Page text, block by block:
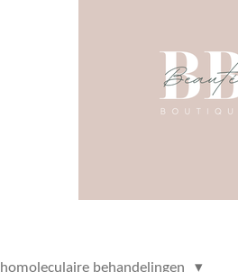
behandelingen